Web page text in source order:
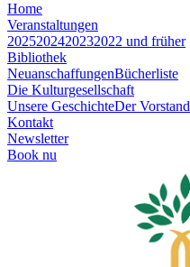
Home
Veranstaltungen
2025202420232022 und früher
Bibliothek
NeuanschaffungenBücherliste
Die Kulturgesellschaft
Unsere GeschichteDer Vorstand
Kontakt
Newsletter
Book nu